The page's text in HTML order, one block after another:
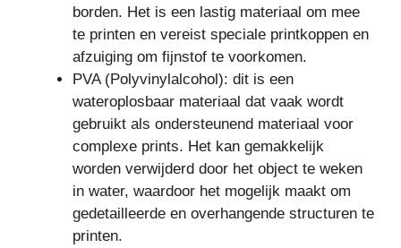
borden. Het is een lastig materiaal om mee
te printen en vereist speciale printkoppen en
afzuiging om fijnstof te voorkomen.
PVA (Polyvinylalcohol): dit is een
wateroplosbaar materiaal dat vaak wordt
gebruikt als ondersteunend materiaal voor
complexe prints. Het kan gemakkelijk
worden verwijderd door het object te weken
in water, waardoor het mogelijk maakt om
gedetailleerde en overhangende structuren te
printen.